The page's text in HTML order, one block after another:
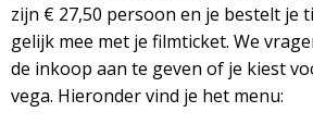
zijn € 27,50 persoon en je bestelt je
gelijk mee met je filmticket. We
de inkoop aan te geven of je kiest
vega. Hieronder vind je het menu: